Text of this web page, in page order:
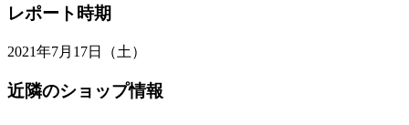
レポート時期
2021年7月17日（土）
近隣のショップ情報